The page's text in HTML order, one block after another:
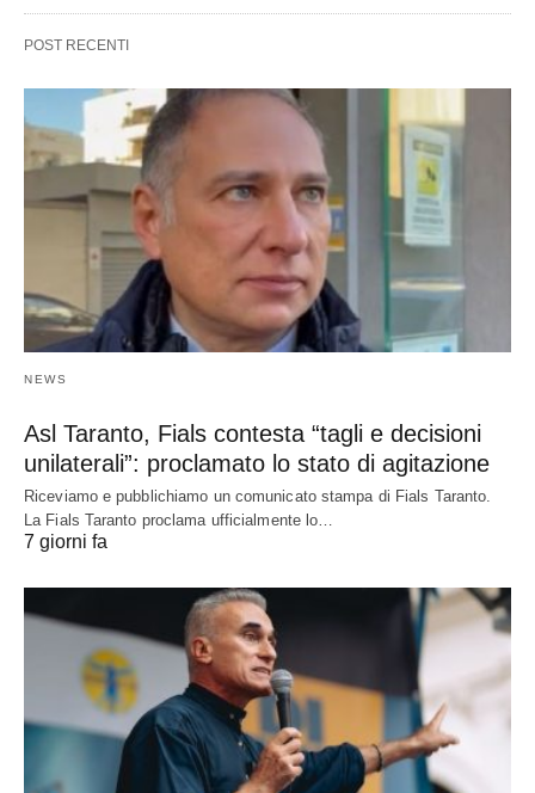
POST RECENTI
NEWS
Asl Taranto, Fials contesta “tagli e decisioni
unilaterali”: proclamato lo stato di agitazione
Riceviamo e pubblichiamo un comunicato stampa di Fials Taranto.
La Fials Taranto proclama ufficialmente lo…
7 giorni fa